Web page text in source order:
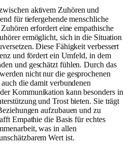
aktivem Zuhören und
für tiefergehende menschliche
erfordert eine empathische
ermöglicht, sich in die Situation
Diese Fähigkeit verbessert
und fördert ein Umfeld, in dem
und geschätzt fühlen. Durch das
nicht nur die gesprochenen
die damit verbundenen
Kommunikation kann besonders in
und Trost bieten. Sie trägt
aufzubauen und zu
Empathie die Basis für echtes
was in allen
Wert ist.